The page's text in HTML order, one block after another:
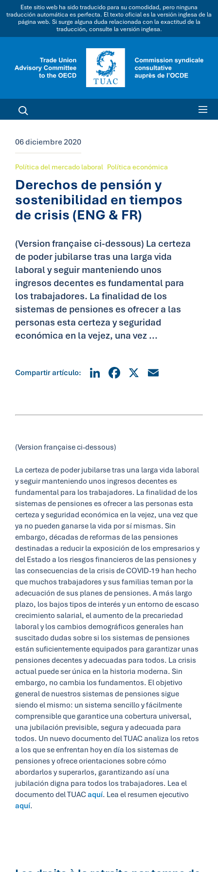
Este sitio web ha sido traducido para su comodidad, pero ninguna
traducción automática es perfecta. El texto oficial es la versión inglesa de la
página web. Si surge alguna duda relacionada con la exactitud de la
traducción, consulte la versión inglesa.
06 diciembre 2020
Política del mercado laboral Política económica
Derechos de pensión y
sostenibilidad en tiempos
de crisis (ENG & FR)
(Version française ci-dessous) La certeza
de poder jubilarse tras una larga vida
laboral y seguir manteniendo unos
ingresos decentes es fundamental para
los trabajadores. La finalidad de los
sistemas de pensiones es ofrecer a las
personas esta certeza y seguridad
económica en la vejez, una vez ...
Compartir artículo: LinkedIn
Facebook
X
(Version française ci-dessous)
La certeza de poder jubilarse tras una larga vida laboral
y seguir manteniendo unos ingresos decentes es
fundamental para los trabajadores. La finalidad de los
sistemas de pensiones es ofrecer a las personas esta
certeza y seguridad económica en la vejez, una vez que
ya no pueden ganarse la vida por sí mismas. Sin
embargo, décadas de reformas de las pensiones
destinadas a reducir la exposición de los empresarios y
del Estado a los riesgos financieros de las pensiones y
las consecuencias de la crisis de COVID-19 han hecho
que muchos trabajadores y sus familias teman por la
adecuación de sus planes de pensiones. A más largo
plazo, los bajos tipos de interés y un entorno de escaso
crecimiento salarial, el aumento de la precariedad
laboral y los cambios demográficos generales han
suscitado dudas sobre si los sistemas de pensiones
están suficientemente equipados para garantizar unas
pensiones decentes y adecuadas para todos. La crisis
actual puede ser única en la historia moderna. Sin
embargo, no cambia los fundamentos. El objetivo
general de nuestros sistemas de pensiones sigue
siendo el mismo: un sistema sencillo y fácilmente
comprensible que garantice una cobertura universal,
una jubilación previsible, segura y adecuada para
todos. Un nuevo documento del TUAC analiza los retos
a los que se enfrentan hoy en día los sistemas de
pensiones y ofrece orientaciones sobre cómo
abordarlos y superarlos, garantizando así una
jubilación digna para todos los trabajadores. Lea el
documento del TUACaquí. Lea el resumen ejecutivo
aquí.